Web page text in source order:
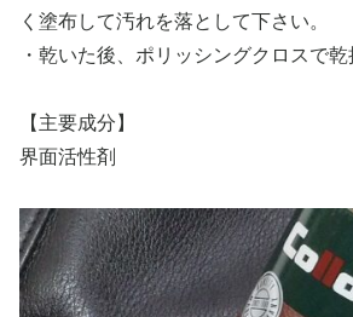
く塗布して汚れを落として下さい。
・乾いた後、ポリッシングクロスで乾
【主要成分】
界面活性剤